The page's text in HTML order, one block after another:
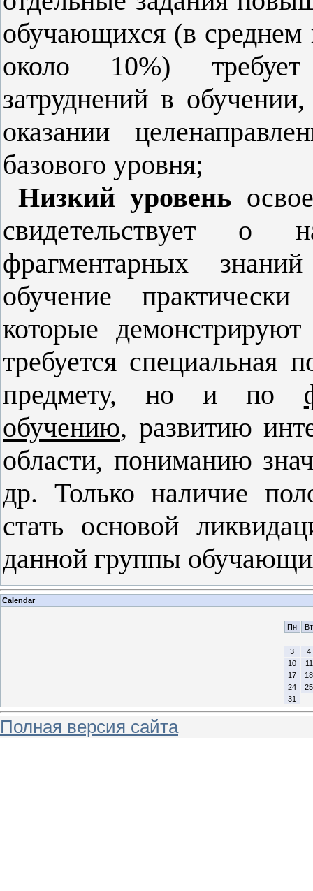
обучающихся (в среднем
около 10%) требует
затруднений в
оказании
базового уровня;
Низкий уровень
свидетельствует о
фрагментарных
обучение
которые
требуется специальная
предмету, но и по
обучению, развитию
области, пониманию
др. Только наличие
стать основой
данной группы
Calendar
Пн
Вт
3
4
10
11
17
18
24
25
31
Полная версия сайта